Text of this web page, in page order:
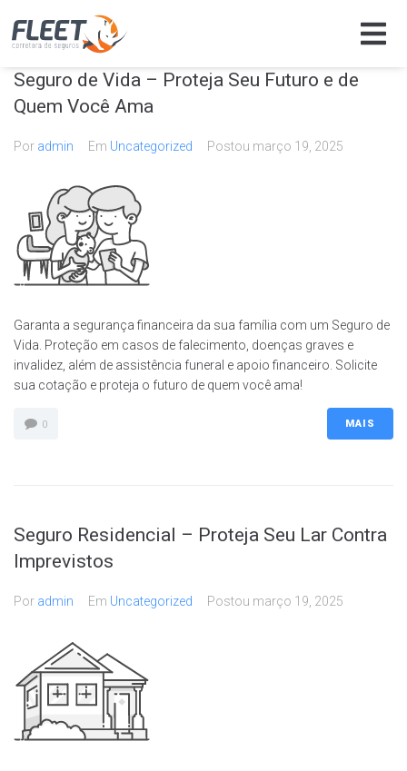
Seguro de Vida – Proteja Seu Futuro e de
Quem Você Ama
Por admin Em Uncategorized Postou março 19, 2025
Garanta a segurança financeira da sua família com um Seguro de
Vida. Proteção em casos de falecimento, doenças graves e
invalidez, além de assistência funeral e apoio financeiro. Solicite
sua cotação e proteja o futuro de quem você ama!
0 MAIS
Seguro Residencial – Proteja Seu Lar Contra
Imprevistos
Por admin Em Uncategorized Postou março 19, 2025